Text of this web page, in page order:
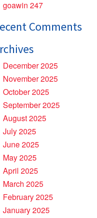
goawin 247
Comments
December 2025
November 2025
October 2025
September 2025
August 2025
July 2025
June 2025
May 2025
April 2025
March 2025
February 2025
January 2025